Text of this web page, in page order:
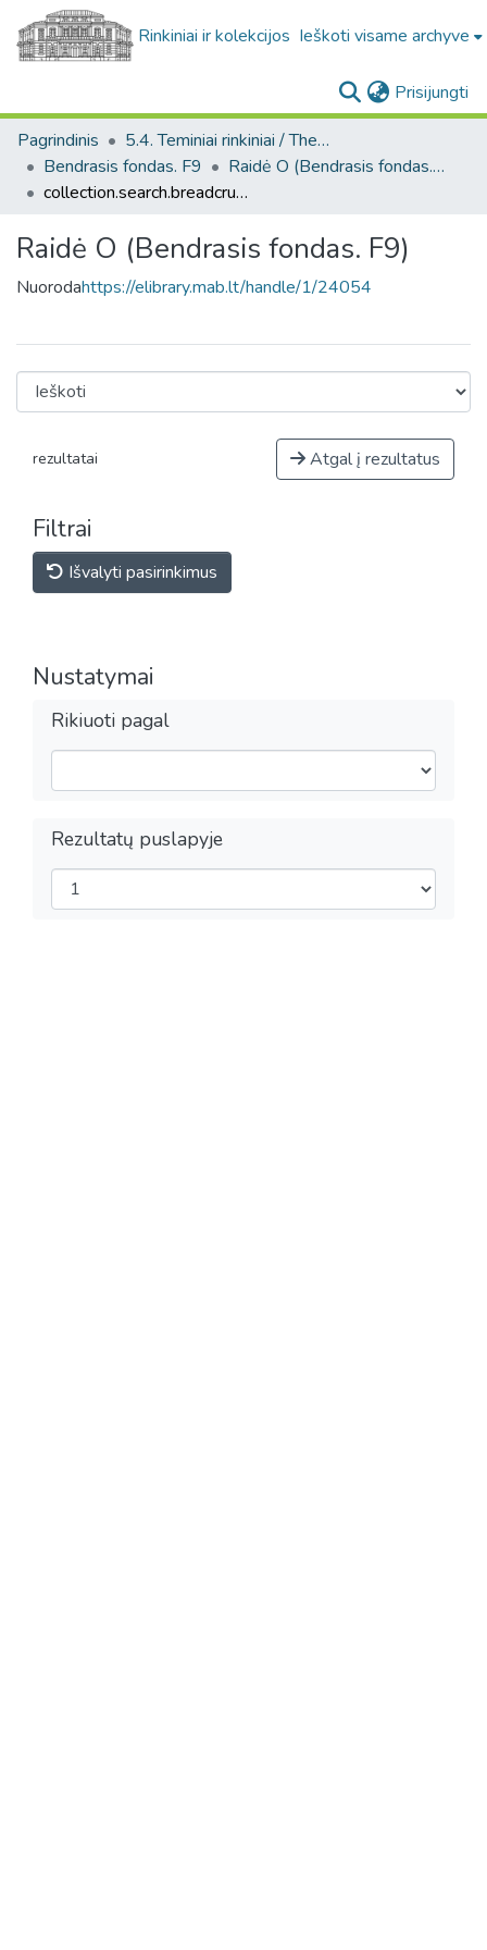
Rinkiniai ir kolekcijos Ieškoti visame archyve
Prisijungti
Pagrindinis
5.4. Teminiai rinkiniai / Thematic collections
Bendrasis fondas. F9
Raidė O (Bendrasis fondas. F9)
collection.search.breadcrumbs
Raidė O (Bendrasis fondas. F9)
Nuorodahttps://elibrary.mab.lt/handle/1/24054
rezultatai Atgal į rezultatus
Filtrai
Išvalyti pasirinkimus
Nustatymai
Rikiuoti pagal
Rezultatų puslapyje